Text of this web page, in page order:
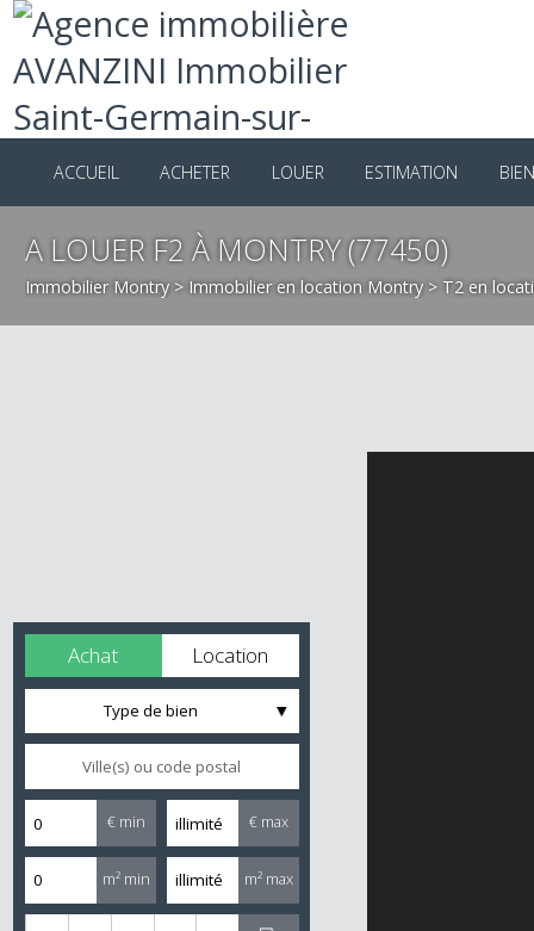
ACCUEIL ACHETER LOUER ESTIMATION
A LOUER F2 À MONTRY (77450)
Immobilier Montry >Immobilier en location Montry >T2 en
Achat Location
Type de bien
€ min € max
m² min m² max